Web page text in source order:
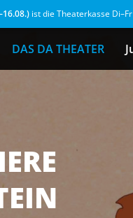
ist die Theaterkasse
DAS DA THEATER